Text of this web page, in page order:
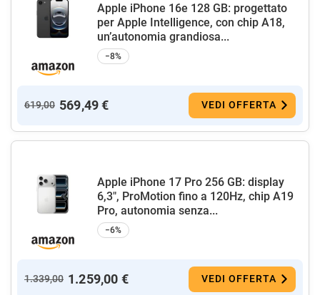
Apple iPhone 16e 128 GB: progettato
per Apple Intelligence, con chip A18,
un’autonomia grandiosa...
−8%
619,00 569,49 € VEDI OFFERTA
Apple iPhone 17 Pro 256 GB: display
6,3", ProMotion fino a 120Hz, chip A19
Pro, autonomia senza...
−6%
1.339,00 1.259,00 € VEDI OFFERTA